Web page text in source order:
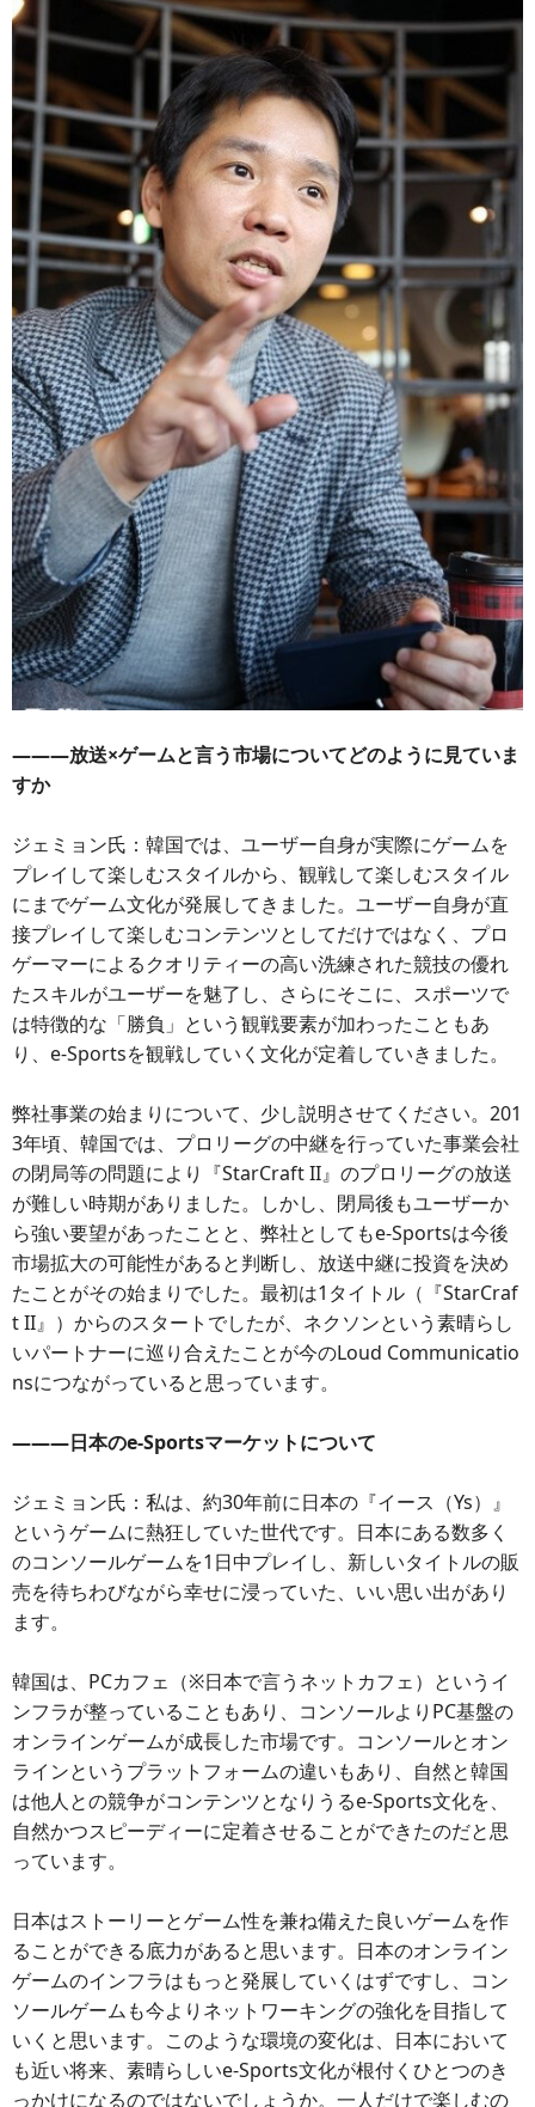
―――放送×ゲームと言う市場についてどのように見ていま
すか
ジェミョン氏：韓国では、ユーザー自身が実際にゲームを
プレイして楽しむスタイルから、観戦して楽しむスタイル
にまでゲーム文化が発展してきました。ユーザー自身が直
接プレイして楽しむコンテンツとしてだけではなく、プロ
ゲーマーによるクオリティーの高い洗練された競技の優れ
たスキルがユーザーを魅了し、さらにそこに、スポーツで
は特徴的な「勝負」という観戦要素が加わったこともあ
り、e-Sportsを観戦していく文化が定着していきました。
弊社事業の始まりについて、少し説明させてください。201
3年頃、韓国では、プロリーグの中継を行っていた事業会社
の閉局等の問題により『StarCraft II』のプロリーグの放送
が難しい時期がありました。しかし、閉局後もユーザーか
ら強い要望があったことと、弊社としてもe-Sportsは今後
市場拡大の可能性があると判断し、放送中継に投資を決め
たことがその始まりでした。最初は1タイトル（『StarCraf
t II』）からのスタートでしたが、ネクソンという素晴らし
いパートナーに巡り合えたことが今のLoud Communicatio
nsにつながっていると思っています。
―――日本のe-Sportsマーケットについて
ジェミョン氏：私は、約30年前に日本の『イース（Ys）』
というゲームに熱狂していた世代です。日本にある数多く
のコンソールゲームを1日中プレイし、新しいタイトルの販
売を待ちわびながら幸せに浸っていた、いい思い出があり
ます。
韓国は、PCカフェ（※日本で言うネットカフェ）というイ
ンフラが整っていることもあり、コンソールよりPC基盤の
オンラインゲームが成長した市場です。コンソールとオン
ラインというプラットフォームの違いもあり、自然と韓国
は他人との競争がコンテンツとなりうるe-Sports文化を、
自然かつスピーディーに定着させることができたのだと思
っています。
日本はストーリーとゲーム性を兼ね備えた良いゲームを作
ることができる底力があると思います。日本のオンライン
ゲームのインフラはもっと発展していくはずですし、コン
ソールゲームも今よりネットワーキングの強化を目指して
いくと思います。このような環境の変化は、日本において
も近い将来、素晴らしいe-Sports文化が根付くひとつのき
っかけになるのではないでしょうか。一人だけで楽しむの